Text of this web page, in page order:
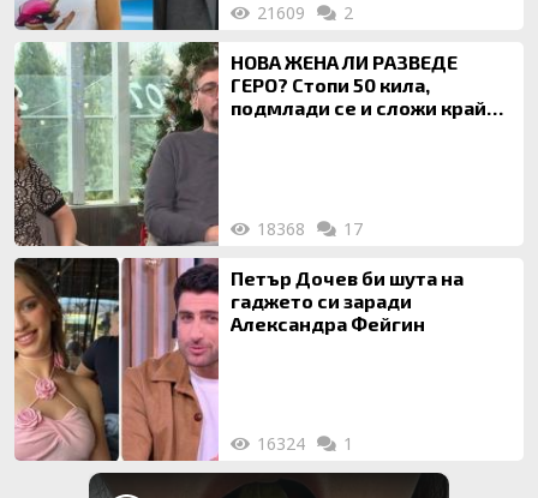
21609 2
НОВА ЖЕНА ЛИ РАЗВЕДЕ
ГЕРО? Стопи 50 кила,
подмлади се и сложи край
18368 17
Петър Дочев би шута на
гаджето си заради
Александра Фейгин
16324 1